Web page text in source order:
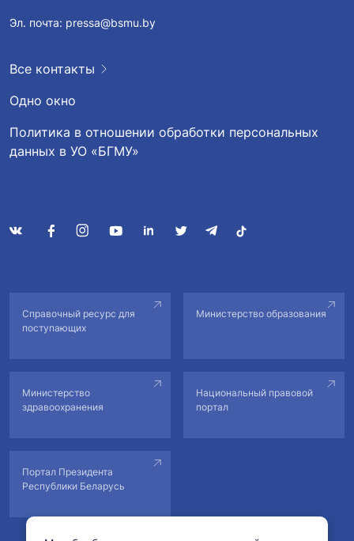
Эл. почта: pressa@bsmu.by
Все контакты
Одно окно
Политика в отношении обработки персональных
данных в УО «БГМУ»
Справочный ресурс для
поступающих
Министерство образования
Министерство
здравоохранения
Национальный правовой
портал
Портал Президента
Республики Беларусь